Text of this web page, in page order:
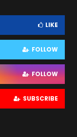
LIKE
FOLLOW
FOLLOW
SUBSCRIBE